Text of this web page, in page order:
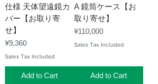
仕様 天体望遠鏡カ
バー【お取り寄
せ】
Price
¥9,360
Sales Tax Included
Add to Cart
A 鏡筒ケース【お
取り寄せ】
Price
¥110,000
Sales Tax Included
Add to Cart